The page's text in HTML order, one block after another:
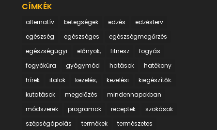
CÍMKÉK
alternatív betegségek edzés
edzésterv
egészség
egészséges
egészségmegőrzés
egészségügyi
előnyök, fitnesz
fogyás
fogyókúra
gyógymód hatások
hatékony
hírek
italok kezelés, kezelési
kiegészítők:
kutatások
megelőzés
mindennapokban
módszerek
programok receptek
szokások
szépségápolás
termékek természetes